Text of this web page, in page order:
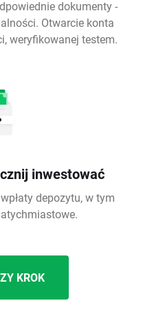
dokumenty -
Otwarcie konta
weryfikowanej testem.
inwestować
depozytu, w tym
KROK